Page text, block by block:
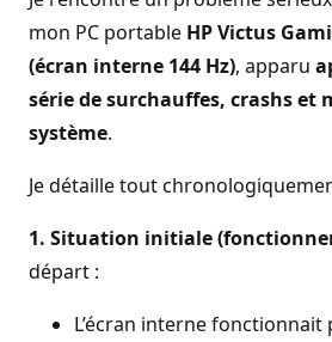
r
é
p
u
a
i
mon PC portable HP Victus
(écran interne 144 Hz), apparu
série de surchauffes, crashs et
système.
Je détaille tout
1. Situation initiale
départ :
L’écran interne